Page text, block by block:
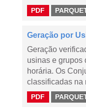
PDF
Geração por
Geração
usinas e grupos
horária. Os
classificadas na
PDF